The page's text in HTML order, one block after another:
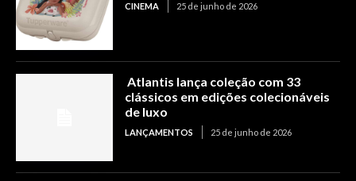
CINEMA 25 de junho de 2026
Atlantis lança coleção com 33
clássicos em edições colecionáveis
de luxo
LANÇAMENTOS 25 de junho de 2026